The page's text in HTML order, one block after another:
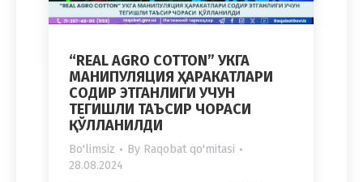
“REAL AGRO COTTON” УКГА
МАНИПУЛЯЦИЯ ҲАРАКАТЛАРИ
СОДИР ЭТГАНЛИГИ УЧУН
ТЕГИШЛИ ТАЪСИР ЧОРАСИ
ҚЎЛЛАНИЛДИ
Bo'limsiz By Raqobat qo'mitasi
28.08.2024